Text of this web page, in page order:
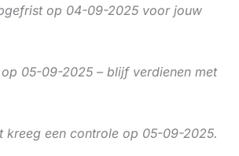
op 04-09-2025 voor jouw
05-09-2025 – blijf verdienen met
kreeg een controle op 05-09-2025.